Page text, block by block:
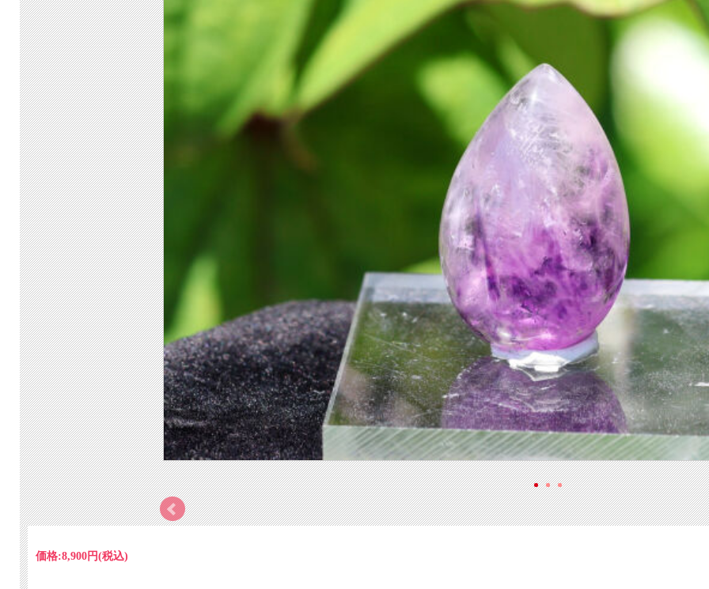
価格:8,900円(税込)